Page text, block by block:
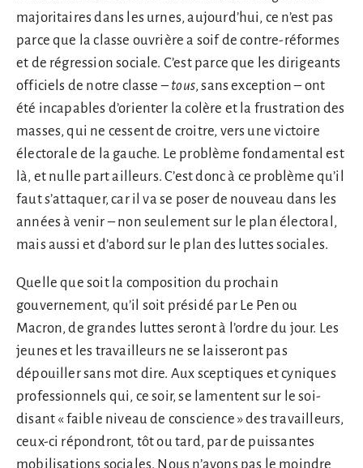
majoritaires dans les urnes, aujourd’hui, ce n’est pas
parce que la classe ouvrière a soif de contre-réformes
et de régression sociale. C’est parce que les dirigeants
officiels de notre classe –tous, sans exception – ont
été incapables d’orienter la colère et la frustration des
masses, qui ne cessent de croitre, vers une victoire
électorale de la gauche. Le problème fondamental est
là, et nulle part ailleurs. C’est donc à ce problème qu’il
faut s’attaquer, car il va se poser de nouveau dans les
années à venir – non seulement sur le plan électoral,
mais aussi et d’abord sur le plan des luttes sociales.
Quelle que soit la composition du prochain
gouvernement, qu’il soit présidé par Le Pen ou
Macron, de grandes luttes seront à l’ordre du jour. Les
jeunes et les travailleurs ne se laisseront pas
dépouiller sans mot dire. Aux sceptiques et cyniques
professionnels qui, ce soir, se lamentent sur le soi-
disant « faible niveau de conscience » des travailleurs,
ceux-ci répondront, tôt ou tard, par de puissantes
mobilisations sociales. Nous n’avons pas le moindre